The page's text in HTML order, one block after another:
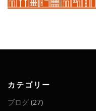
カテゴリー
ブログ (27)